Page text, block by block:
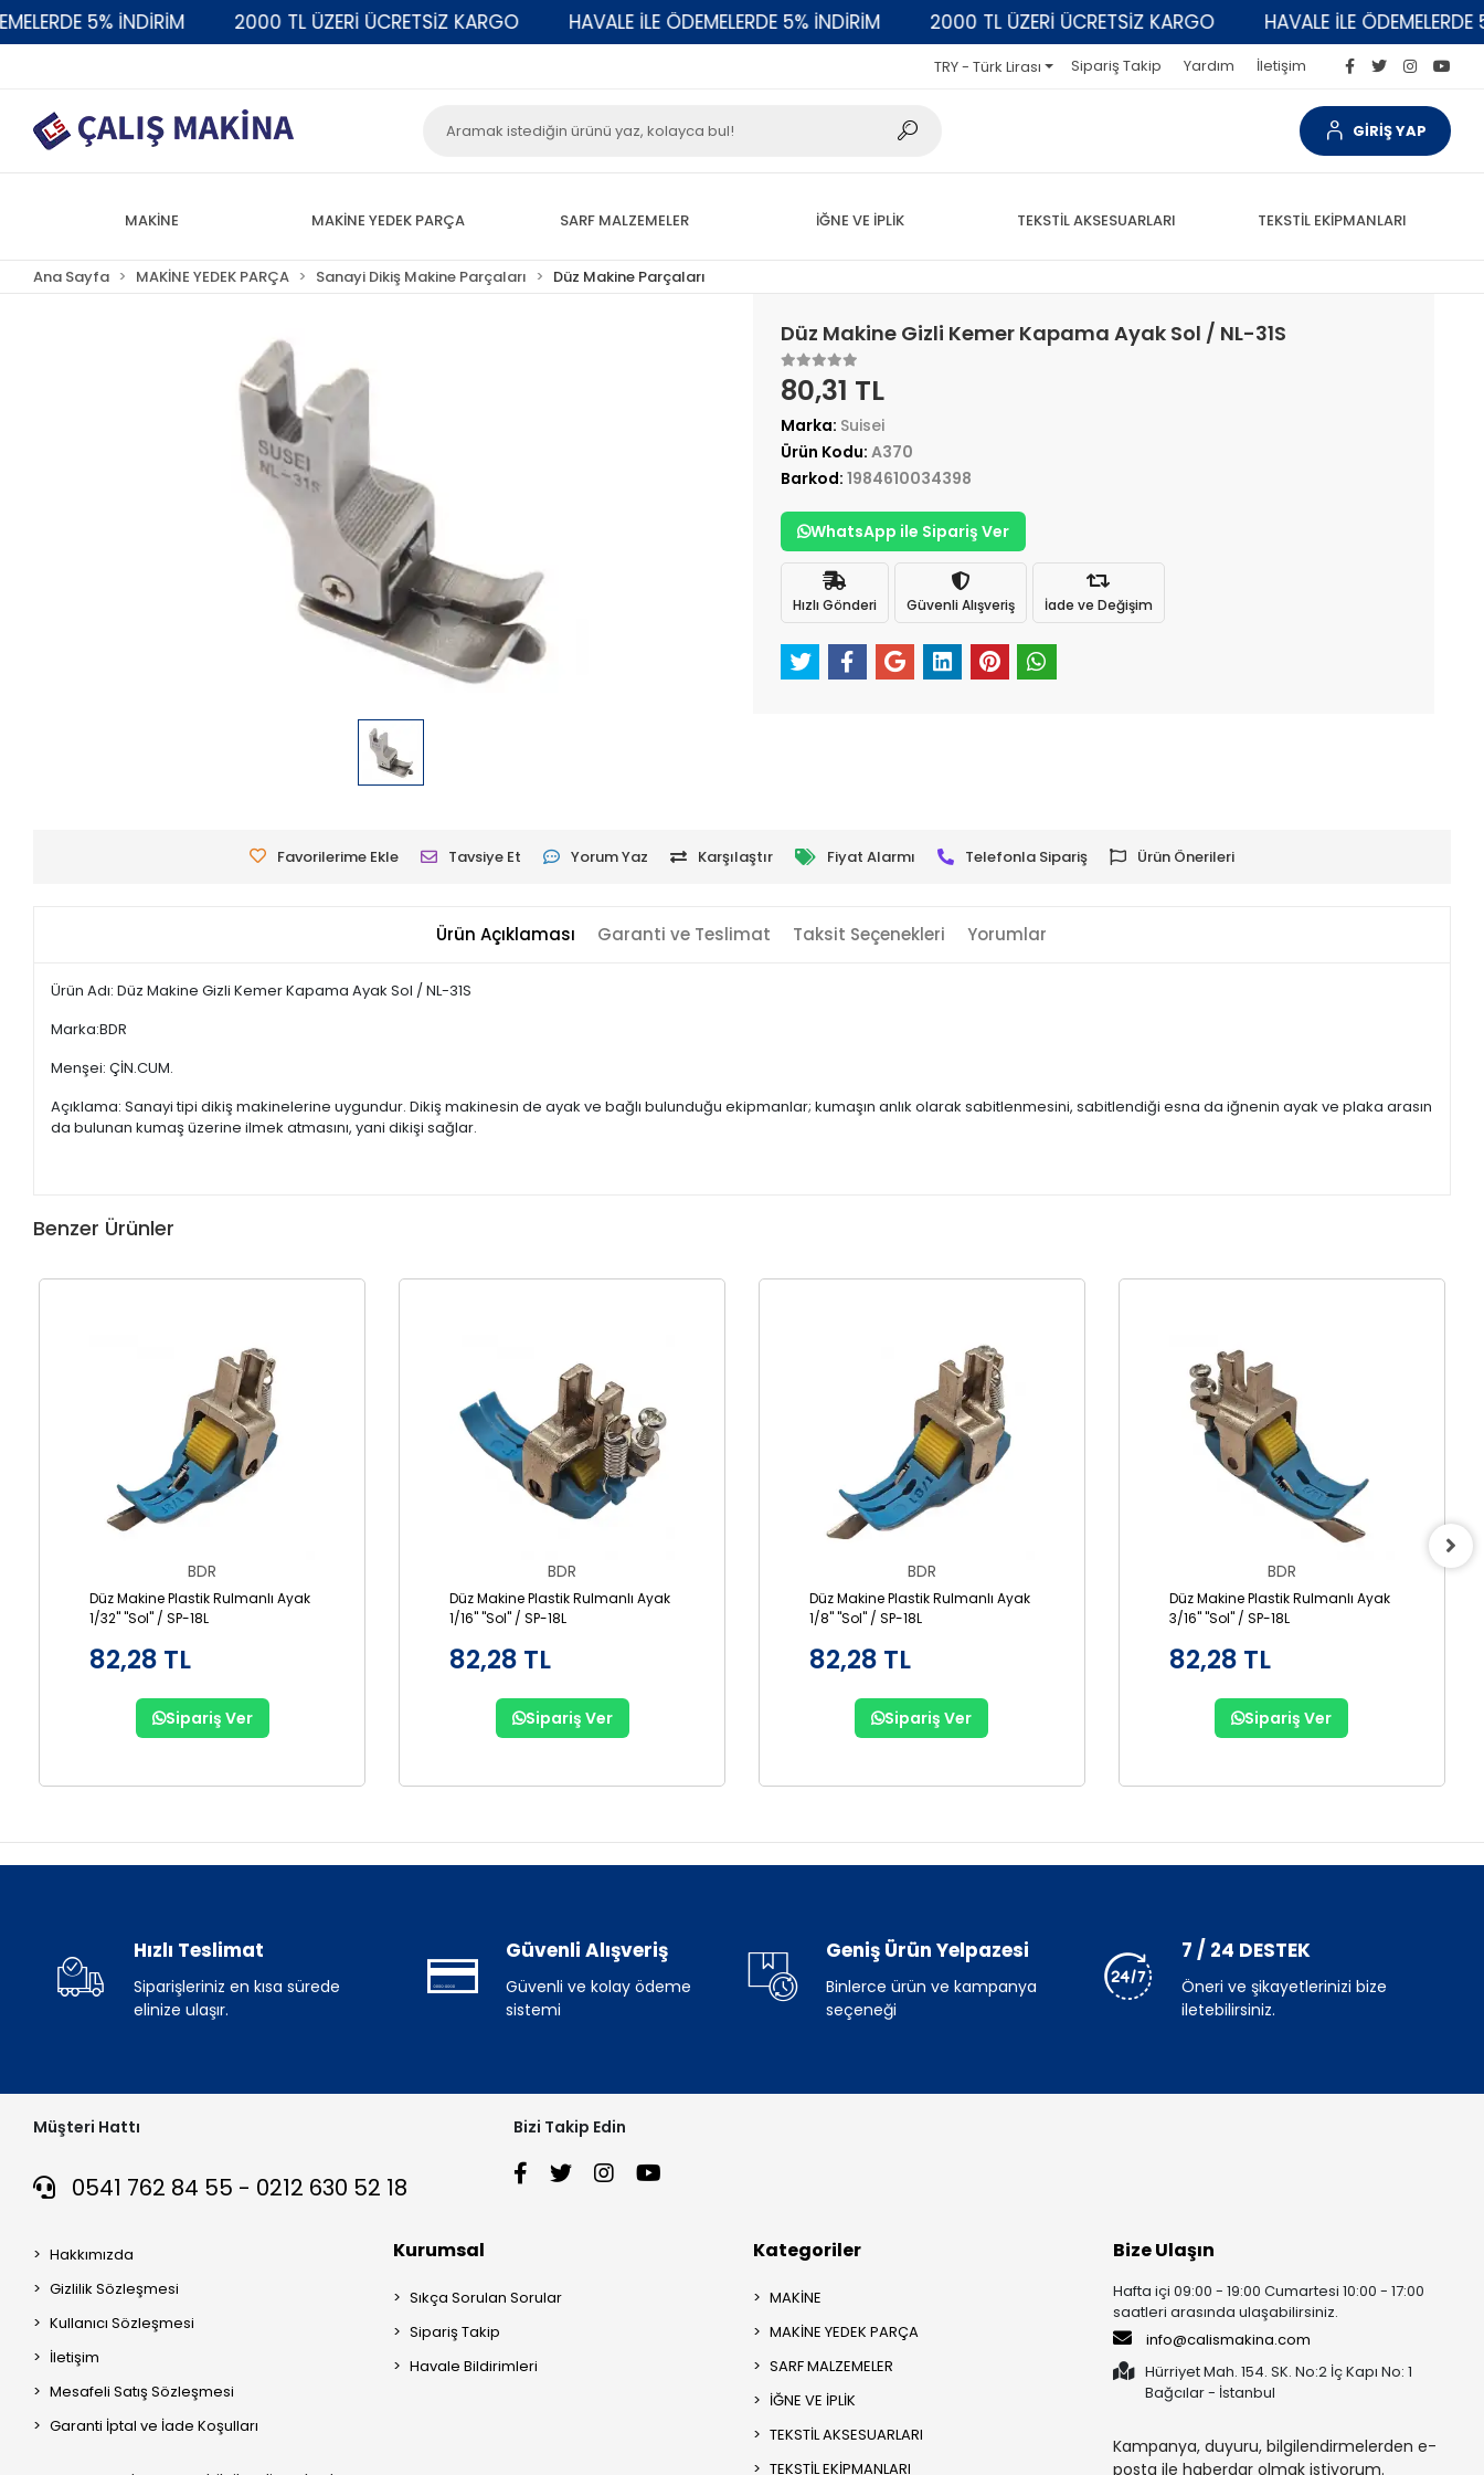
5% İNDİRİM 2000 TL ÜZERİ ÜCRETSİZ KARGO HAVALE İLE ÖDEMELERDE 5% İNDİRİM 2000 TL ÜZERİ ÜCRETSİZ KARGO HAVALE İLE ÖDEMELERDE 5%
TRY - Türk Lirası Sipariş Takip Yardım İletişim
GİRİŞ YAP
MAKİNE MAKİNE YEDEK PARÇA SARF MALZEMELER İĞNE VE İPLİK TEKSTİL AKSESUARLARI TEKSTİL EKİPMANLARI
Ana Sayfa MAKİNE YEDEK PARÇA Sanayi Dikiş Makine Parçaları Düz Makine Parçaları
Düz Makine Gizli Kemer Kapama Ayak Sol / NL-31S
80,31 TL
Marka: Suisei
Ürün Kodu: A370
Barkod: 1984610034398
WhatsApp ile Sipariş Ver
Hızlı Gönderi Güvenli Alışveriş İade ve Değişim
Favorilerime Ekle Tavsiye Et Yorum Yaz Karşılaştır Fiyat Alarmı Telefonla Sipariş Ürün Önerileri
Ürün Açıklaması Garanti ve Teslimat Taksit Seçenekleri Yorumlar
Ürün Adı: Düz Makine Gizli Kemer Kapama Ayak Sol / NL-31S
Marka:BDR
Menşei: ÇİN.CUM.
Açıklama: Sanayi tipi dikiş makinelerine uygundur. Dikiş makinesin de ayak ve bağlı bulunduğu ekipmanlar; kumaşın anlık olarak sabitlenmesini, sabitlendiği esna da iğnenin ayak ve plaka arasın
da bulunan kumaş üzerine ilmek atmasını, yani dikişi sağlar.
Benzer Ürünler
BDR
Düz Makine Plastik Rulmanlı Ayak
1/32" "Sol" / SP-18L
82,28 TL
Sipariş Ver
BDR
Düz Makine Plastik Rulmanlı Ayak
1/16" "Sol" / SP-18L
82,28 TL
Sipariş Ver
BDR
Düz Makine Plastik Rulmanlı Ayak
1/8" "Sol" / SP-18L
82,28 TL
Sipariş Ver
BDR
Düz Makine Plastik Rulmanlı Ayak
3/16" "Sol" / SP-18L
82,28 TL
Sipariş Ver
Hızlı Teslimat
Siparişleriniz en kısa sürede
elinize ulaşır.
Güvenli Alışveriş
Güvenli ve kolay ödeme
sistemi
Geniş Ürün Yelpazesi
Binlerce ürün ve kampanya
seçeneği
7 / 24 DESTEK
Öneri ve şikayetlerinizi bize
iletebilirsiniz.
Müşteri Hattı
0541 762 84 55 - 0212 630 52 18
Bizi Takip Edin
Hakkımızda
Gizlilik Sözleşmesi
Kullanıcı Sözleşmesi
İletişim
Mesafeli Satış Sözleşmesi
Garanti İptal ve İade Koşulları
Kurumsal
Sıkça Sorulan Sorular
Sipariş Takip
Havale Bildirimleri
Kategoriler
MAKİNE
MAKİNE YEDEK PARÇA
SARF MALZEMELER
İĞNE VE İPLİK
TEKSTİL AKSESUARLARI
TEKSTİL EKİPMANLARI
Bize Ulaşın
Hafta içi 09:00 - 19:00 Cumartesi 10:00 - 17:00
saatleri arasında ulaşabilirsiniz.
info@calismakina.com
Hürriyet Mah. 154. SK. No:2 İç Kapı No: 1
Bağcılar - İstanbul
Kampanya, duyuru, bilgilendirmelerden e-
posta ile haberdar olmak istiyorum.